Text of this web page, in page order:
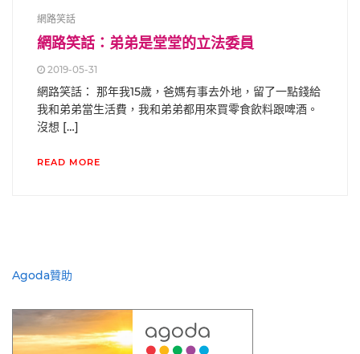
網路笑話
網路笑話：弟弟是堂堂的立法委員
2019-05-31
網路笑話： 那年我15歲，爸媽有事去外地，留了一點錢給
我和弟弟當生活費，我和弟弟都用來買零食飲料跟啤酒。
沒想 […]
READ MORE
Agoda贊助